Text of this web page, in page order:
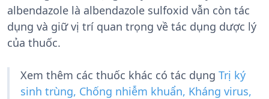
albendazole là albendazole sulfoxid vẫn còn tác
dụng và giữ vị trí quan trọng về tác dụng dược lý
của thuốc.
Xem thêm các thuốc khác có tác dụng Trị ký
sinh trùng, Chống nhiễm khuẩn, Kháng virus,